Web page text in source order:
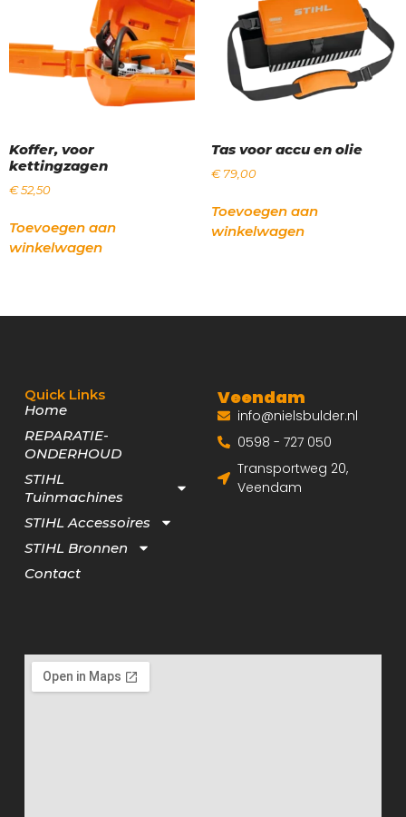
Koffer, voor
kettingzagen
€52,50
Toevoegen aan
winkelwagen
Tas voor accu en olie
€79,00
Toevoegen aan
winkelwagen
Quick Links
Home
REPARATIE-
ONDERHOUD
STIHL
Tuinmachines
STIHL Accessoires
STIHL Bronnen
Contact
Veendam
info@nielsbulder.nl
0598 - 727 050
Transportweg 20,
Veendam